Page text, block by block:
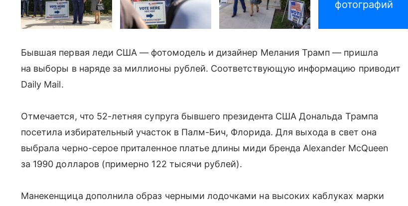
фотографий
Бывшая первая леди США— фотомодель и дизайнер Мелания Трамп— пришла
на выборы в наряде за миллионы рублей. Соответствующую информацию приводит
Daily Mail.
Отмечается, что 52-летняя супруга бывшего президента США Дональда Трампа
посетила избирательный участок в Палм-Бич, Флорида. Для выхода в свет она
выбрала черно-серое приталенное платье длины миди бренда Alexander McQueen
за 1990 долларов (примерно 122 тысячи рублей).
Манекенщица дополнила образ черными лодочками на высоких каблуках марки